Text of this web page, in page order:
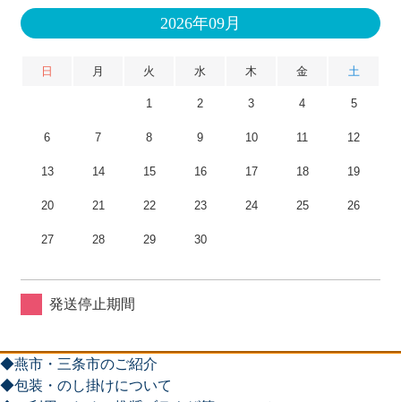
2026年09月
日 月 火 水 木 金 土
1 2 3 4 5
6 7 8 9 10 11 12
13 14 15 16 17 18 19
20 21 22 23 24 25 26
27 28 29 30
発送停止期間
◆燕市・三条市のご紹介
◆包装・のし掛けについて